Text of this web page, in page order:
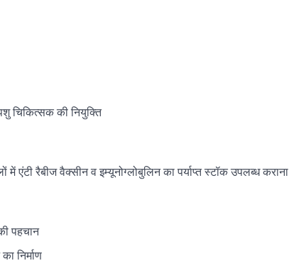
चिकित्सक की नियुक्ति
में एंटी रैबीज वैक्सीन व इम्यूनोग्लोबुलिन का पर्याप्त स्टॉक उपलब्ध कराना
पहचान
निर्माण